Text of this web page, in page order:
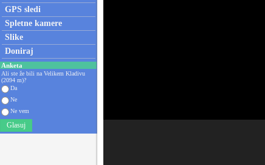
GPS sledi
Spletne kamere
Slike
Doniraj
Anketa
Ali ste že bili na Velikem Kladivu
(2094 m)?
Da
Ne
Ne vem
Glasuj